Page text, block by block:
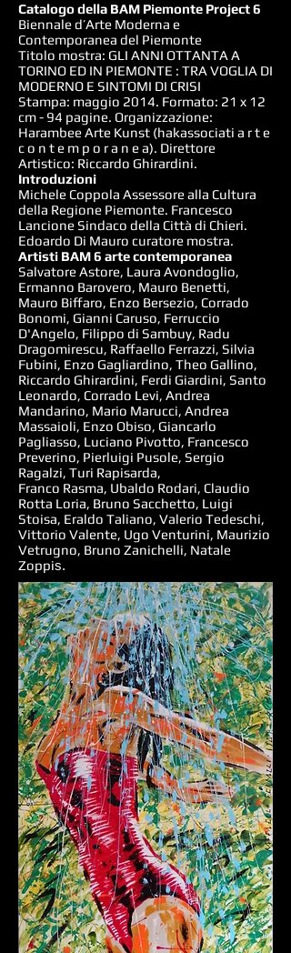
Catalogo della BAM Piemonte Project 6
Biennale d’Arte Moderna e
Contemporanea del Piemonte
Titolo mostra: GLI ANNI OTTANTA A
TORINO ED IN PIEMONTE : TRA VOGLIA DI
MODERNO E SINTOMI DI CRISI
Stampa: maggio 2014. Formato: 21 x 12
cm - 94 pagine. Organizzazione:
Harambee Arte Kunst (hakassociati a r t e
c o n t e m p o r a n e a). Direttore
Artistico: Riccardo Ghirardini.
Introduzioni
Michele Coppola Assessore alla Cultura
della Regione Piemonte. Francesco
Lancione Sindaco della Città di Chieri.
Edoardo Di Mauro curatore mostra.
Artisti BAM 6 arte contemporanea
Salvatore Astore, Laura Avondoglio,
Ermanno Barovero, Mauro Benetti,
Mauro Biffaro, Enzo Bersezio, Corrado
Bonomi, Gianni Caruso, Ferruccio
D'Angelo, Filippo di Sambuy, Radu
Dragomirescu, Raffaello Ferrazzi, Silvia
Fubini, Enzo Gagliardino, Theo Gallino,
Riccardo Ghirardini, Ferdi Giardini, Santo
Leonardo, Corrado Levi, Andrea
Mandarino, Mario Marucci, Andrea
Massaioli, Enzo Obiso, Giancarlo
Pagliasso, Luciano Pivotto, Francesco
Preverino, Pierluigi Pusole, Sergio
Ragalzi, Turi Rapisarda,
Franco Rasma, Ubaldo Rodari, Claudio
Rotta Loria, Bruno Sacchetto, Luigi
Stoisa, Eraldo Taliano, Valerio Tedeschi,
Vittorio Valente, Ugo Venturini, Maurizio
Vetrugno, Bruno Zanichelli, Natale
Zoppis.